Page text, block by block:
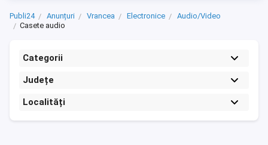
Publi24 Anunțuri Vrancea Electronice
Audio/Video
Casete audio
Categorii
Județe
Localități